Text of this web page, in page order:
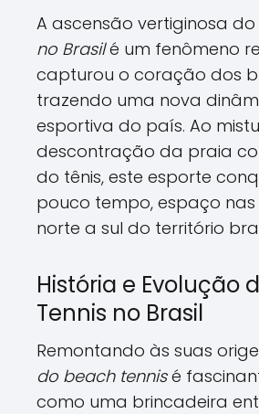
A ascensão vertiginosa do
no Brasilé um fenômeno
capturou o coração dos
trazendo uma nova
esportiva do país. Ao
descontração da praia
do tênis, este esporte
pouco tempo, espaço
norte a sul do território
História e Evolução
Tennis no Brasil
Remontando às suas
do beach tennisé
como uma brincadeira